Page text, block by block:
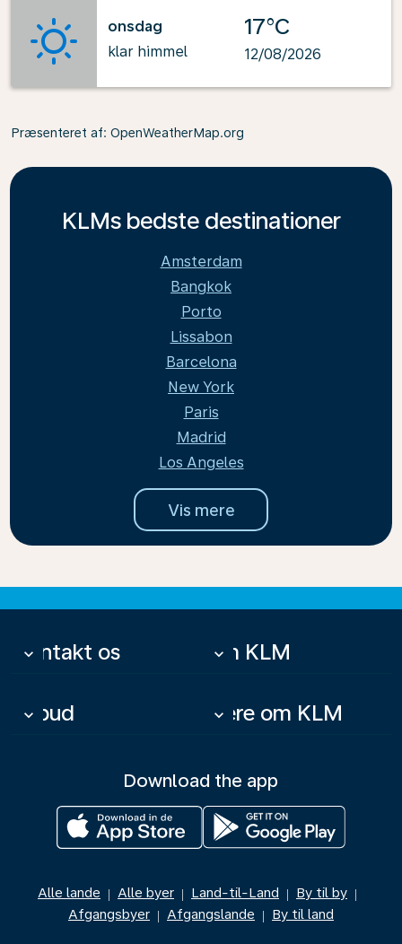
onsdag
klar himmel
17°C
12/08/2026
Præsenteret af: OpenWeatherMap.org
KLMs bedste destinationer
Amsterdam
Bangkok
Porto
Lissabon
Barcelona
New York
Paris
Madrid
Los Angeles
Vis mere
Kontakt os
keyboard_arrow_down Om KLM
keyboard_arrow_down
Tilbud
keyboard_arrow_down Mere om KLM
keyboard_arrow_down
Download the app
Alle lande | Alle byer | Land-til-Land | By til by |
Afgangsbyer | Afgangslande | By til land